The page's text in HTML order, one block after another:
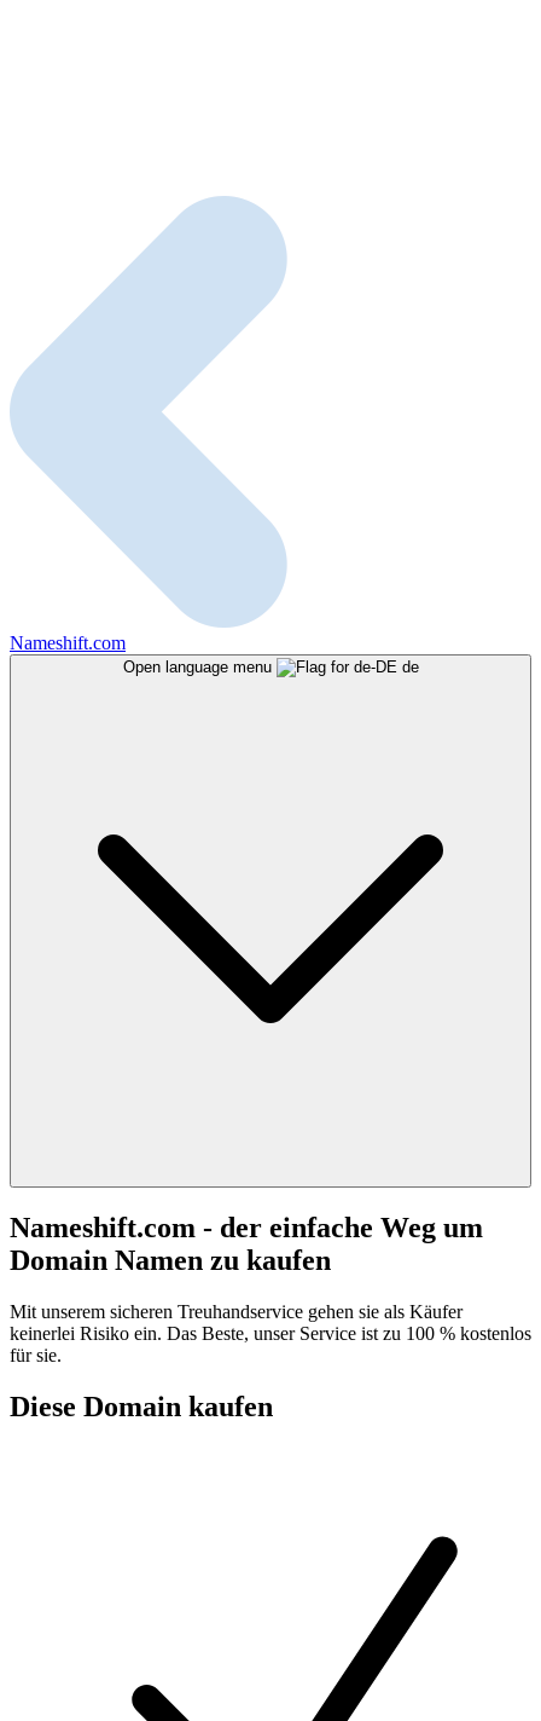
Nameshift.com
Open language menu de
Nameshift.com - der einfache Weg um
Domain Namen zu kaufen
Mit unserem sicheren Treuhandservice gehen sie als Käufer
keinerlei Risiko ein. Das Beste, unser Service ist zu 100 % kostenlos
für sie.
Diese Domain kaufen